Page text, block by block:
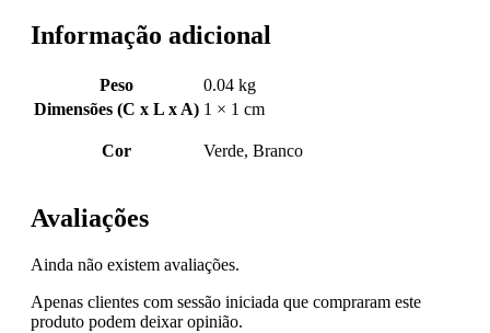
Informação adicional
Peso
0.04 kg
Dimensões (C x L x A) 1 × 1 cm
Cor Verde, Branco
Avaliações
Ainda não existem avaliações.
Apenas clientes com sessão iniciada que compraram este
produto podem deixar opinião.